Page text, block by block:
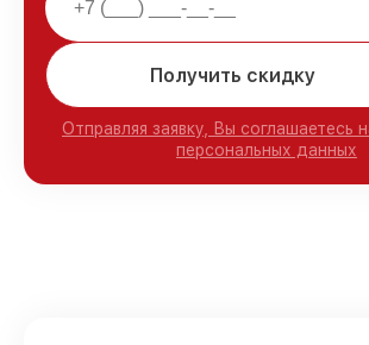
Получить скидку
Отправляя заявку, Вы соглашаетесь
персональных данных